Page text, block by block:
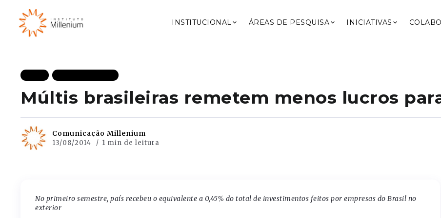
INSTITUCIONAL ÁREAS DE PESQUISA INICIATIVAS
Múltis brasileiras remetem menos lucros
Comunicação Millenium
13/08/2014 1 min de leitura
No primeiro semestre, país recebeu o equivalente a 0,45% do total de investimentos feitos por empresas do Brasil no
exterior